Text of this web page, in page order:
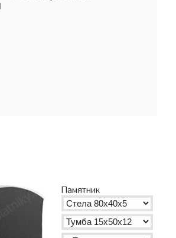
Памятник